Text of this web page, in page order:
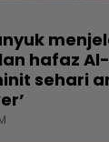
hafaz
sehari